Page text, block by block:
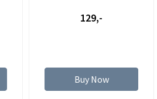
129,-
Buy Now